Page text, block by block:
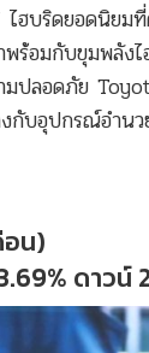
ฮบริดยอดนิยม
ร้อมกับขุมพลัง
มปลอดภัย
กับอุปกรณ์อำน
อน)
ดาวน์